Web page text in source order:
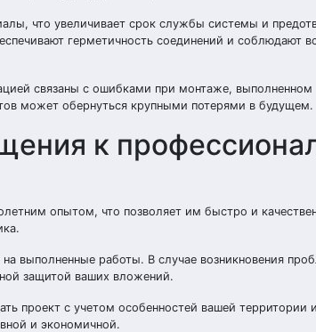
что увеличивает срок службы системы и
герметичность соединений и соблюдают
связаны с ошибками при монтаже, выполненном
может обернуться крупными потерями в будущем.
к
опытом, что позволяет им быстро и
выполненные работы. В случае возникновения
защитой ваших вложений.
проект с учетом особенностей вашей территории
и экономичной.